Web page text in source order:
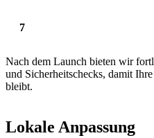
Nach dem Launch bieten wir
und Sicherheitschecks, damit
bleibt.
Lokale Anpassung